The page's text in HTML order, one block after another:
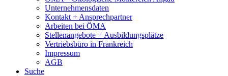
Unternehmensdaten
Kontakt + Ansprechpartner
Arbeiten bei ÖMA
Stellenangebote + Ausbildungsplätze
Vertriebsbüro in Frankreich
Impressum
AGB
Suche